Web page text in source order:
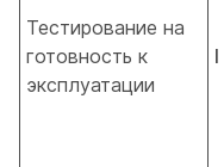
Тестирование на
готовность к
эксплуатации
I